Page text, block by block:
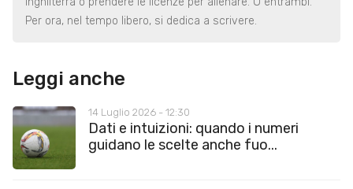
Per ora, nel tempo libero, si dedica a scrivere.
Leggi anche
14 Luglio 2026 - 12:30
Dati e intuizioni: quando i numeri
guidano le scelte anche fuo...